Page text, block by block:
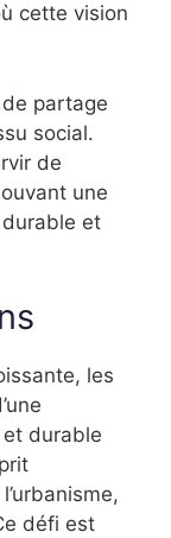
cette vision
partage
social.
de
une
durable et
les
durable
défi est